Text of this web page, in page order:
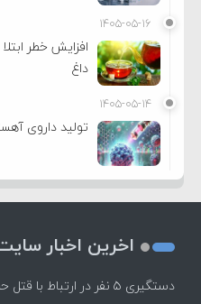
۱۴۰۵-۰۵-۱۶
افزایش خطر
داغ
۱۴۰۵-۰۵-۱۴
تولید داروی
اخرین اخبار
دستگیری ۵ نفر در ارتباط با قتل حمیدرضا رجب‌زاده